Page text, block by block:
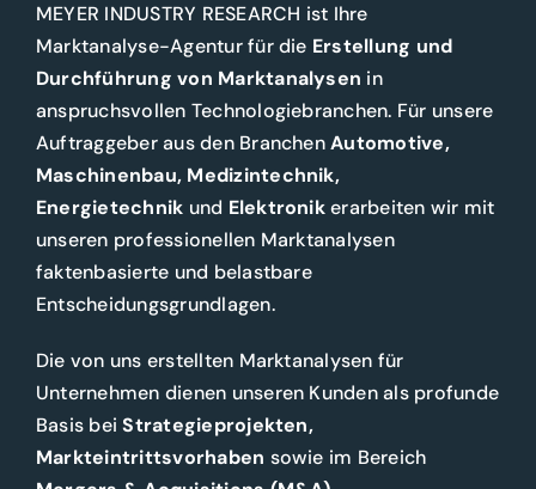
MEYER INDUSTRY RESEARCH ist Ihre
Marktanalyse-Agentur für die Erstellung und
Durchführung von Marktanalysen in
anspruchsvollen Technologiebranchen. Für unsere
Auftraggeber aus den BranchenAutomotive,
Maschinenbau, Medizintechnik,
Energietechnik und Elektronikerarbeiten wir mit
unseren professionellen Marktanalysen
faktenbasierte und belastbare
Entscheidungsgrundlagen.
Die von uns erstellten Marktanalysen für
Unternehmen dienen unseren Kunden als profunde
Basis beiStrategieprojekten,
Markteintrittsvorhaben sowie im Bereich